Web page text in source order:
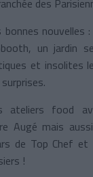
nouvelles
un jardin
et insolites
food
Augé mais
de Top Chef
!